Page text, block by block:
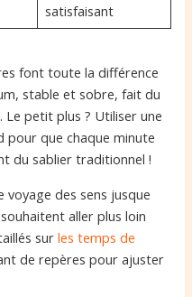
satisfaisant
font toute la différence
stable et sobre, fait du
Le petit plus ? Utiliser une
que chaque minute
du sablier traditionnel !
voyage des sens jusque
aller plus loin
surles temps de
de repères pour ajuster